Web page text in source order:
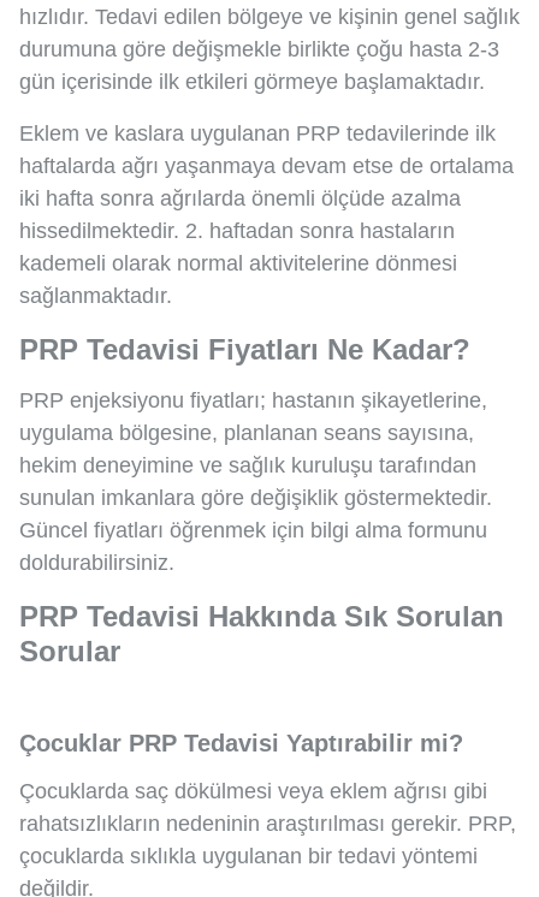
hızlıdır. Tedavi edilen bölgeye ve kişinin genel sağlık
durumuna göre değişmekle birlikte çoğu hasta 2-3
gün içerisinde ilk etkileri görmeye başlamaktadır.
Eklem ve kaslara uygulanan PRP tedavilerinde ilk
haftalarda ağrı yaşanmaya devam etse de ortalama
iki hafta sonra ağrılarda önemli ölçüde azalma
hissedilmektedir. 2. haftadan sonra hastaların
kademeli olarak normal aktivitelerine dönmesi
sağlanmaktadır.
PRP Tedavisi Fiyatları Ne Kadar?
PRP enjeksiyonu fiyatları; hastanın şikayetlerine,
uygulama bölgesine, planlanan seans sayısına,
hekim deneyimine ve sağlık kuruluşu tarafından
sunulan imkanlara göre değişiklik göstermektedir.
Güncel fiyatları öğrenmek için bilgi alma formunu
doldurabilirsiniz.
PRP Tedavisi Hakkında Sık Sorulan
Sorular
Çocuklar PRP Tedavisi Yaptırabilir mi?
Çocuklarda saç dökülmesi veya eklem ağrısı gibi
rahatsızlıkların nedeninin araştırılması gerekir. PRP,
çocuklarda sıklıkla uygulanan bir tedavi yöntemi
değildir.